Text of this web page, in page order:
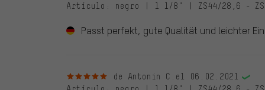
Artículo : negro | 1 1/8" | ZS44/28,6 -
Passt perfekt, gute Qualität und leichter
5 de 5 estrellasde Antonin C. el 06.02.2021